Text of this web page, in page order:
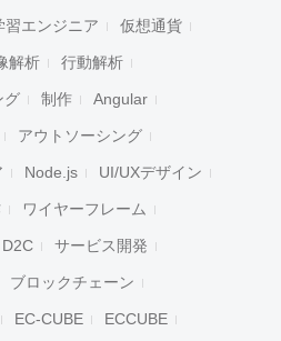
習エンジニア 仮想通貨
解析 行動解析
グ 制作 Angular
アウトソーシング
Node.js UI/UXデザイン
ワイヤーフレーム
D2C サービス開発
ブロックチェーン
EC-CUBE ECCUBE